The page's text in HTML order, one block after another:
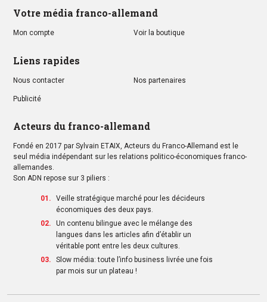
Votre média franco-allemand
Mon compte Voir la boutique
Liens rapides
Nous contacter Nos partenaires
Publicité
Acteurs du franco-allemand
Fondé en 2017 par Sylvain ETAIX, Acteurs du Franco-Allemand est le
seul média indépendant sur les relations politico-économiques franco-
allemandes.
Son ADN repose sur 3 piliers :
Veille stratégique marché pour les décideurs
économiques des deux pays.
Un contenu bilingue avec le mélange des
langues dans les articles afin d’établir un
véritable pont entre les deux cultures.
Slow média: toute l’info business livrée une fois
par mois sur un plateau !